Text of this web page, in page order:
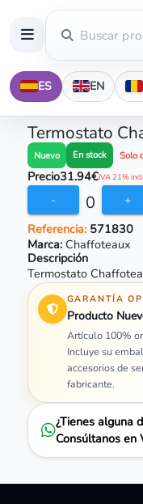
ES EN
Termostato
Nuevo En stock Solo
Precio31.94€IVA 21%
- 0 +
Referencia:571830
Marca: Chaffoteaux
Descripción
Termostato
GARANTÍA
Producto
Artículo 100%
Incluye su
accesorios de
fabricante.
¿Tienes alguna
Consúltanos en